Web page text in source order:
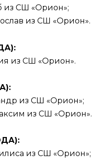
из СШ «Орион»;
из СШ «Орион».
из СШ «Орион».
из СШ «Орион»;
из СШ «Орион».
из СШ «Орион»;